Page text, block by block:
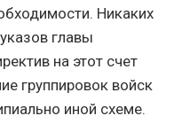
Никаких
главы
на этот счет
группировок войск
иной схеме.